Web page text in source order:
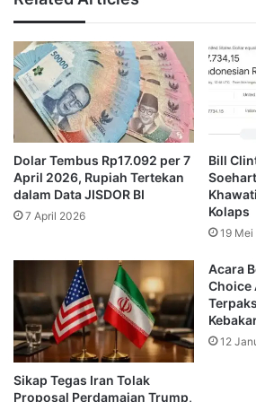
kilometer persegi, ditemukan angka
persegi,” sambungnya, demikian
unggahan.
Tak berlangsung lama, pemuda
singkat mencari luas Gaza di dalam
Google. Kala itu, dia seketika
begitu mengejutkan.
Pemuda itu mendapat informasi jika
yang hampir sama dengan total
kebakaran masif di Los Angeles.
mengungkap secara langsung
angka 360 km persegi.
“Jika kita cari berapa luas Gaza,
Dolar Tembus Rp17.092 per 7
April 2026, Rupiah Tertekan
dalam Data JISDOR BI
7 April 2026
Bill
Kolaps
19
Sikap Tegas Iran Tolak
Proposal Perdamaian Trump,
Acara
Choice
12